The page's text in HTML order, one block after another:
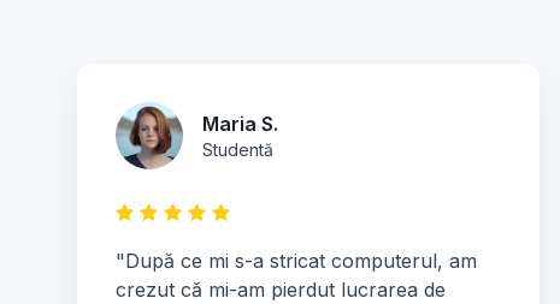
Maria S.
Studentă
"După ce mi s-a stricat computerul, am
crezut că mi-am pierdut lucrarea de